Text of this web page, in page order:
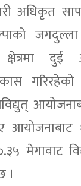
अधिकृत
दुई
आयोजनाबाट
मेगावाट
।